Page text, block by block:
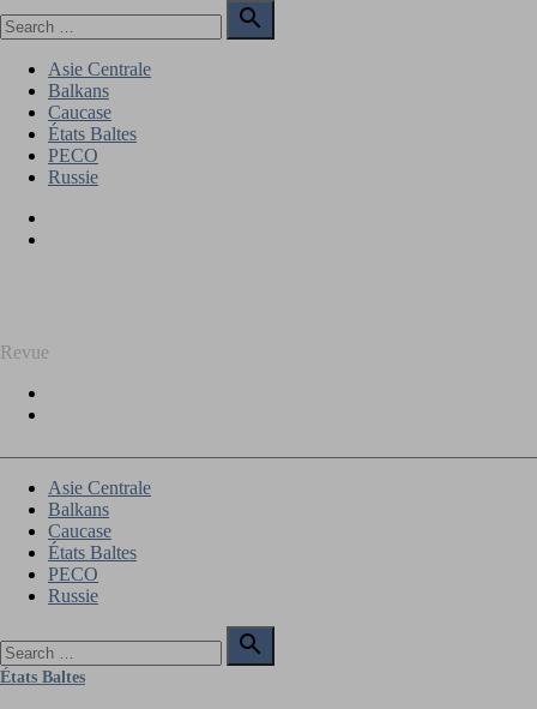
to
for:

Search
Asie Centrale
Balkans
Caucase
États Baltes
PECO
Russie
Revue
Asie Centrale
Balkans
Caucase
États Baltes
PECO
Russie
for:

Search
États Baltes